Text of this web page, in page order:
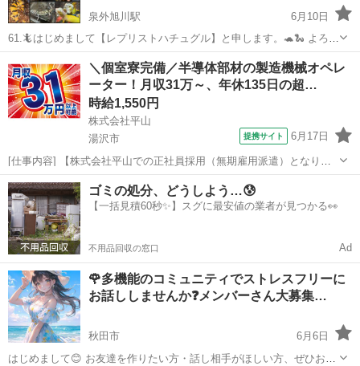
泉外旭川駅
6月10日
61.🦎はじめまして【レプリストハチュグル】と申します。🐢🐍 よろし
くお願いいたします。🙇 レプリストハチュグルはラインオープンチャ
ット上での爬虫類専門コミュニティです。 📢今回は新規メンバー募集
のお知らせです。 ハチュグル...
秋田市 泉外旭川駅 グルチャ 爬虫類
＼個室寮完備／半導体部材の製造機械オペレ
ーター！月収31万～、年休135日の超…
時給1,550円
株式会社平山
湯沢市
提携サイト 6月17日
[仕事内容] 【株式会社平山での正社員採用（無期雇用派遣）となりま
す ◎住み込みOK！完全個室の寮をご用意します ◎家族寮やカップル
寮もOK♪ ＜半導体の部材の製造＞ 半導体・ディスプレイなどの製造に
欠かせない サファイヤ...
秋田 湯沢市 工場
ゴミの処分、どうしよう…😰
【一括見積60秒✨】スグに最安値の業者が見つかる👀
不用品回収の窓口 Ad
🌹多機能のコミュニティでストレスフリーに
お話ししませんか❓️メンバーさん大募集…
秋田市
6月6日
はじめまして😊 お友達を作りたい方・話し相手がほしい方、ぜひお気